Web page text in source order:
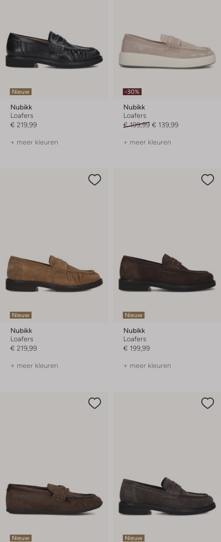
Nieuw
Nubikk
Loafers
€ 219,99
+ meer kleuren
-30%
Nubikk
Loafers
€ 199,99 € 139,99
+ meer kleuren
Nieuw
Nubikk
Loafers
€ 219,99
+ meer kleuren
Nieuw
Nubikk
Loafers
€ 199,99
+ meer kleuren
Nieuw Nieuw